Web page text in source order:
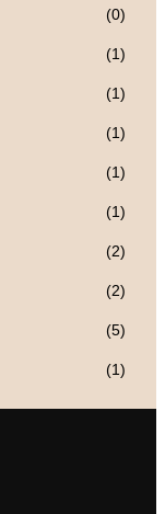
(0)
(1)
(1)
(1)
(1)
(1)
(2)
(2)
(5)
(1)